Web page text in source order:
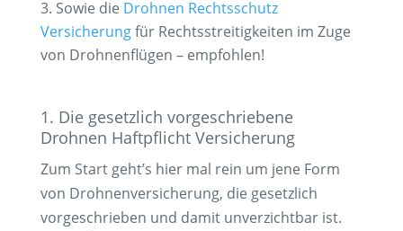
Sowie die Drohnen Rechtsschutz
Versicherungfür Rechtsstreitigkeiten im Zuge
von Drohnenflügen – empfohlen!
1. Die gesetzlich vorgeschriebene
Drohnen Haftpflicht Versicherung
Zum Start geht’s hier mal rein um jene Form
von Drohnenversicherung, die gesetzlich
vorgeschrieben und damit unverzichtbarist.